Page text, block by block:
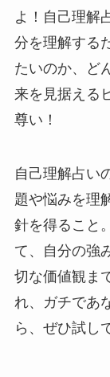
よ！自己理解
分を理解する
たいのか、ど
来を見据える
尊い！
自己理解占い
題や悩みを理
針を得ること
て、自分の強
切な価値観ま
れ、ガチであ
ら、ぜひ試し